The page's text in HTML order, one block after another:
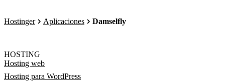
Hostinger Aplicaciones Damselfly
HOSTING
Hosting web
Hosting para WordPress